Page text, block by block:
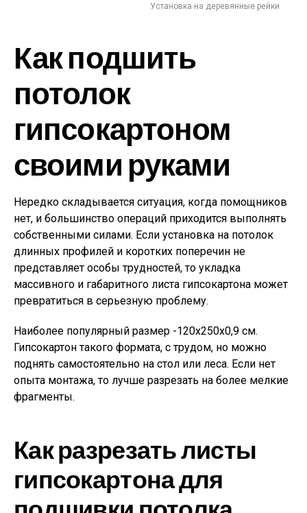
Установка на деревянные рейки
Как подшить
потолок
гипсокартоном
своими руками
Нередко складывается ситуация, когда помощников
нет, и большинство операций приходится выполнять
собственными силами. Если установка на потолок
длинных профилей и коротких поперечин не
представляет особы трудностей, то укладка
массивного и габаритного листа гипсокартона может
превратиться в серьезную проблему.
Наиболее популярный размер -120х250х0,9 см.
Гипсокартон такого формата, с трудом, но можно
поднять самостоятельно на стол или леса. Если нет
опыта монтажа, то лучше разрезать на более мелкие
фрагменты.
Как разрезать листы
гипсокартона для